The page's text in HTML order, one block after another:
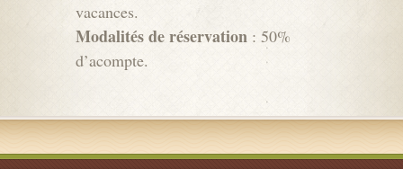
vacances.
Modalités de réservation : 50%
d’acompte.